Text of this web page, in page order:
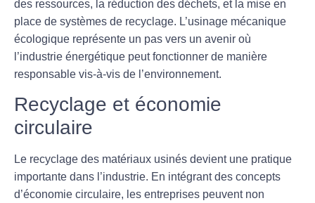
des ressources, la réduction des déchets, et la mise en
place de systèmes de recyclage. L’usinage mécanique
écologique représente un pas vers un avenir où
l’industrie énergétique peut fonctionner de manière
responsable vis-à-vis de l’environnement.
Recyclage et économie
circulaire
Le recyclage des matériaux usinés devient une pratique
importante dans l’industrie. En intégrant des concepts
d’économie circulaire, les entreprises peuvent non